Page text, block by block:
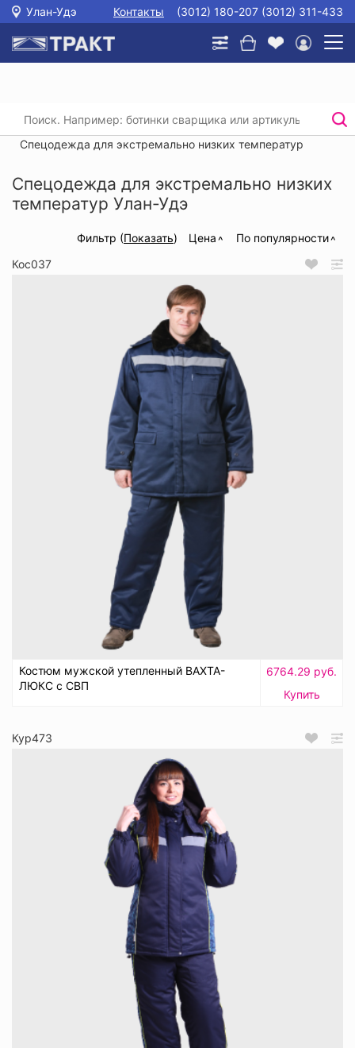
Улан-Удэ Контакты (3012) 180-207 (3012) 311-433
Главная / /
Зимняя спецодежда
Спецодежда для экстремально низких температур
Спецодежда для экстремально низких
температур Улан-Удэ
Фильтр (Показать) Цена
По популярности
Кос037
Костюм мужской утепленный ВАХТА-
ЛЮКС с СВП
6764.29 руб.
Купить
Кур473